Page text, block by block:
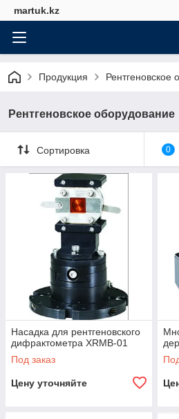
martuk.kz
Продукция Рентгеновское
Рентгеновское оборудование
Сортировка 0
Насадка для рентгеновского
дифрактометра XRMB-01
Под заказ
Цену уточняйте